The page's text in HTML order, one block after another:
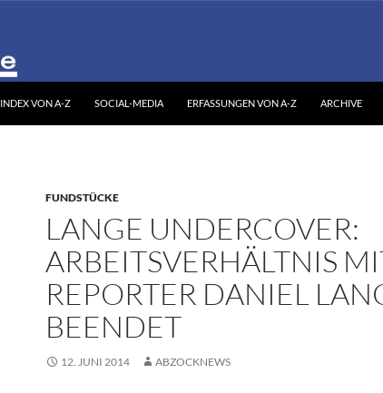
INDEX VON A-Z SOCIAL-MEDIA ERFASSUNGEN VON A-Z ARCHIVE
FUNDSTÜCKE
LANGE UNDERCOVER:
ARBEITSVERHÄLTNIS
REPORTER DANIEL
BEENDET
12. JUNI 2014 ABZOCKNEWS